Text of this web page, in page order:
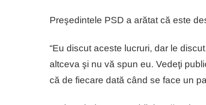
Preşedintele PSD a arătat că este
“Eu discut aceste lucruri, dar le
altceva şi nu vă spun eu. Vedeţi
că de fiecare dată când se face un